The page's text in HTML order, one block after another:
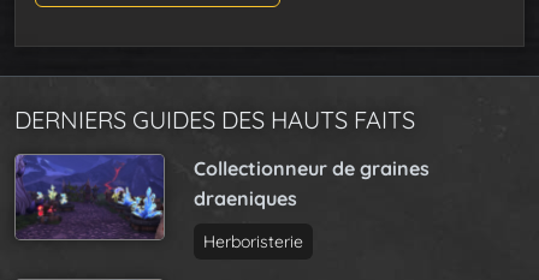
DERNIERS GUIDES DES HAUTS FAITS
Collectionneur de graines
draeniques
Herboristerie